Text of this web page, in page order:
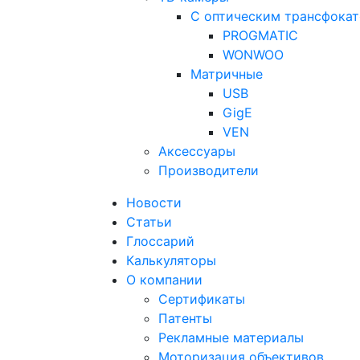
С оптическим
PROGMATIC
WONWOO
Матричные
USB
GigE
VEN
Аксессуары
Производители
Новости
Статьи
Глоссарий
Калькуляторы
О компании
Сертификаты
Патенты
Рекламные материалы
Моторизация объективов